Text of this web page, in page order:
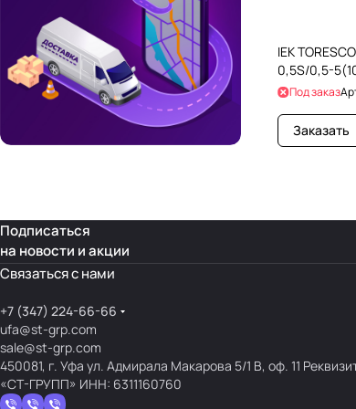
IEK
0,5S/0,5-
Под заказ
Заказать
Подписаться
на новости и акции
Связаться с нами
+7 (347) 224-66-66
ufa@st-grp.com
sale@st-grp.com
450081, г. Уфа ул. Адмирала Макарова 5/1 В, оф. 11
«СТ-ГРУПП» ИНН: 6311160760